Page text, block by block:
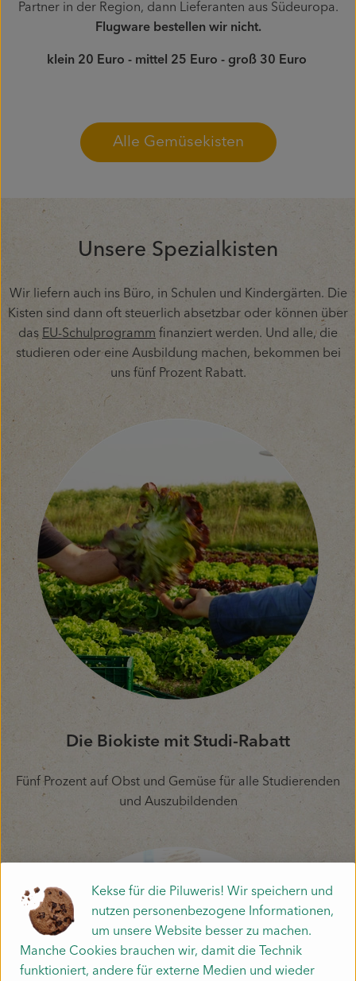
Partner in der Region, dann Lieferanten aus Südeuropa.
Flugware bestellen wir nicht.
klein 20 Euro - mittel 25 Euro - groß 30 Euro
Alle Gemüsekisten
Unsere Spezialkisten
Wir liefern auch ins Büro, in Schulen und Kindergärten. Die
Kisten sind dann oft steuerlich absetzbar oder können über
das EU-Schulprogramm finanziert werden. Und alle, die
studieren oder eine Ausbildung machen, bekommen bei
uns fünf Prozent Rabatt.
Die Biokiste mit Studi-Rabatt
Fünf Prozent auf Obst und Gemüse für alle Studierenden
und Auszubildenden
Kekse für die Piluweris! Wir speichern und
nutzen personenbezogene Informationen,
um unsere Website besser zu machen.
Manche Cookies brauchen wir, damit die Technik
funktioniert, andere für externe Medien und wieder